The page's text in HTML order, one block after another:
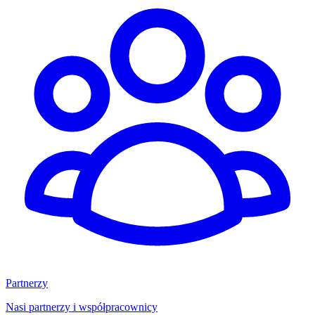
Partnerzy
Nasi partnerzy i współpracownicy